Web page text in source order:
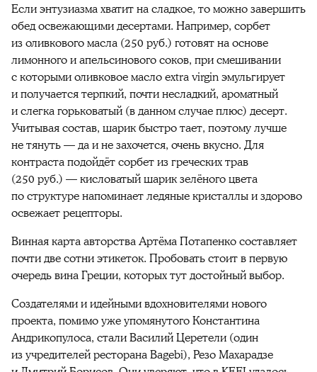
Если энтузиазма хватит на сладкое, то можно завершить
обед освежающими десертами. Например, сорбет
из оливкового масла (250 руб.) готовят на основе
лимонного и апельсинового соков, при смешивании
с которыми оливковое масло extra virgin эмульгирует
и получается терпкий, почти несладкий, ароматный
и слегка горьковатый (в данном случае плюс) десерт.
Учитывая состав, шарик быстро тает, поэтому лучше
не тянуть — да и не захочется, очень вкусно. Для
контраста подойдёт сорбет из греческих трав
(250 руб.) — кисловатый шарик зелёного цвета
по структуре напоминает ледяные кристаллы и здорово
освежает рецепторы.
Винная карта авторства Артёма Потапенко составляет
почти две сотни этикеток. Пробовать стоит в первую
очередь вина Греции, которых тут достойный выбор.
Создателями и идейными вдохновителями нового
проекта, помимо уже упомянутого Константина
Андрикопулоса, стали Василий Церетели (один
из учредителей ресторана Bagebi), Резо Махарадзе